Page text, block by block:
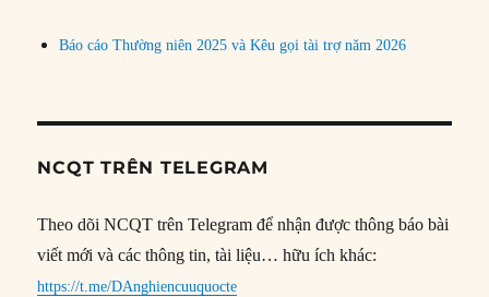
Báo cáo Thường niên 2025 và Kêu gọi tài trợ năm 2026
NCQT TRÊN TELEGRAM
Theo dõi NCQT trên Telegram để nhận được thông báo bài
viết mới và các thông tin, tài liệu… hữu ích khác:
https://t.me/DAnghiencuuquocte